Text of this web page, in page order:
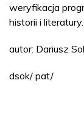
weryfikacja
historii i
autor: Dariusz
dsok/ pat/